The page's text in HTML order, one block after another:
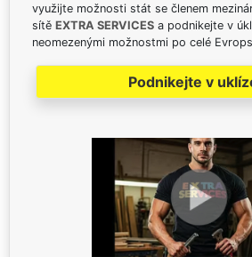
využijte možnosti stát se členem
sítě EXTRA SERVICES a podnikejte v
neomezenými možnostmi po celé
Podnikejte v